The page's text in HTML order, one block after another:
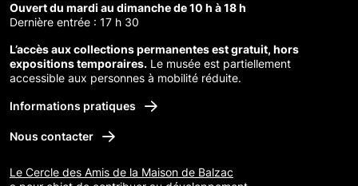
Ouvert du mardi au dimanche de 10 h à 18 h
Dernière entrée : 17 h 30
L’accès aux collections permanentes est gratuit, hors
expositions temporaires. Le musée est partiellement
accessible aux personnes à mobilité réduite.
Informations pratiques
Nous contacter
Le Cercle des Amis de la Maison de Balzac